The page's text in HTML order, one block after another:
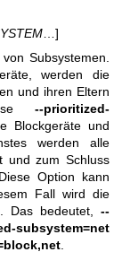
…]
Subsystemen.
werden die
und ihren Eltern
--prioritized-
Blockgeräte und
werden alle
und zum Schluss
Option kann
Fall wird die
Das bedeutet, --
subsystem=net